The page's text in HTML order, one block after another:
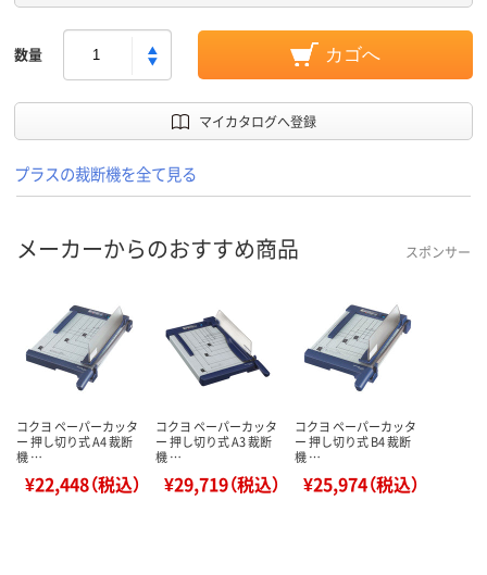
数量 カゴへ
マイカタログへ登録
プラスの裁断機を全て見る
メーカーからのおすすめ商品 スポンサー
コクヨ ペーパーカッタ
ー 押し切り式 A4 裁断
機 …
¥22,448（税込）
コクヨ ペーパーカッタ
ー 押し切り式 A3 裁断
機 …
¥29,719（税込）
コクヨ ペーパーカッタ
ー 押し切り式 B4 裁断
機 …
¥25,974（税込）